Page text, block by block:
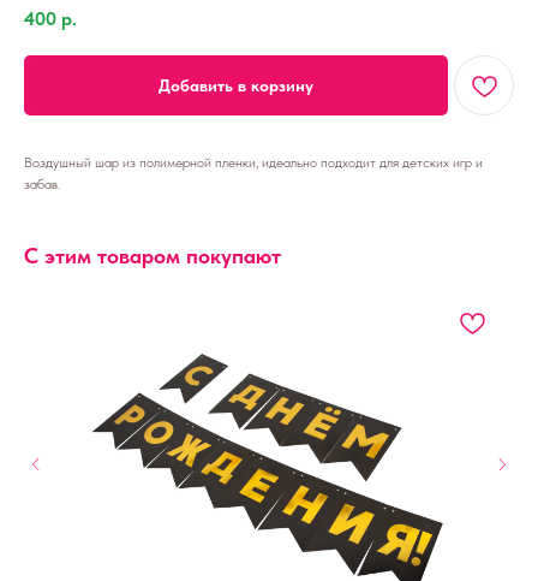
400 р.
Добавить в корзину
Воздушный шар из полимерной пленки, идеально подходит для детских игр и
забав.
С этим товаром покупают